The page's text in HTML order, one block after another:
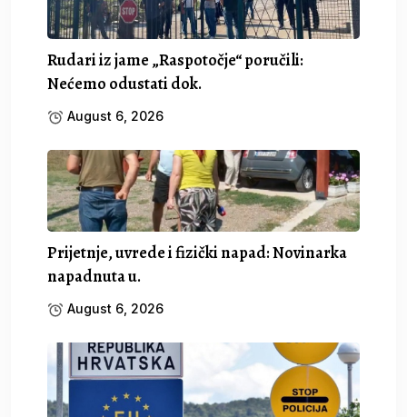
Rudari iz jame „Raspotočje“ poručili:
Nećemo odustati dok.
August 6, 2026
Prijetnje, uvrede i fizički napad: Novinarka
napadnuta u.
August 6, 2026